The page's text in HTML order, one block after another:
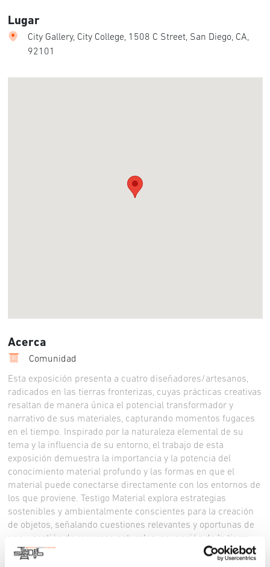
Lugar
City Gallery, City College, 1508 C Street, San Diego, CA,
92101
Acerca
Comunidad
Esta exposición presenta a cuatro diseñadores/artesanos,
radicados en las tierras fronterizas, cuyas prácticas creativas
resaltan de manera única el potencial transformador y
narrativo de sus materiales, capturando momentos fugaces
en el tiempo. Inspirado por la naturaleza elemental de su
tema y la influencia de su entorno, el trabajo de esta
exposición demuestra la importancia y la potencia del
conocimiento material profundo y las formas en que el
material puede conectarse directamente con los entornos de
los que proviene. Testigo Material explora estrategias
sostenibles y ambientalmente conscientes para la creación
de objetos, señalando cuestiones relevantes y oportunas de
uso y gestión de recursos naturales, ocupación de la tierra,
nostalgia y escapismo.